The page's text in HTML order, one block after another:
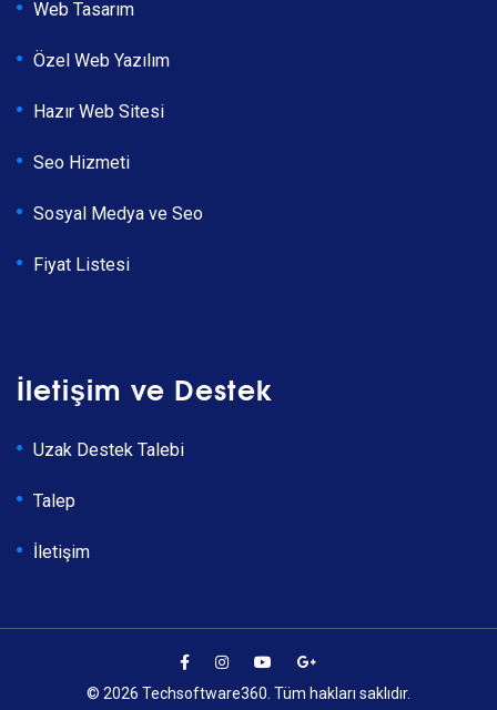
Web Tasarım
Özel Web Yazılım
Hazır Web Sitesi
Seo Hizmeti
Sosyal Medya ve Seo
Fiyat Listesi
İletişim ve Destek
Uzak Destek Talebi
Talep
İletişim
© 2026 Techsoftware360. Tüm hakları saklıdır.